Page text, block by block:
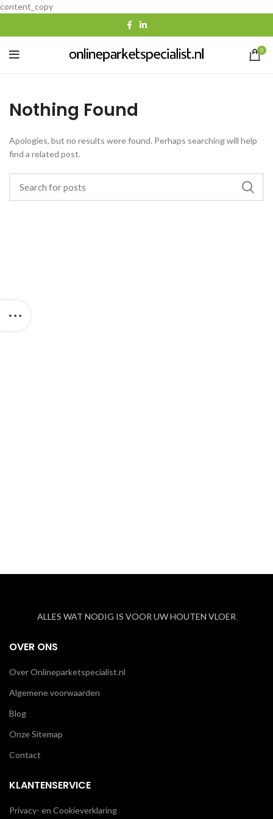
content_copy
0
Nothing Found
Apologies, but no results were found. Perhaps searching will help
find a related post.
ALLES WAT NODIG IS VOOR UW HOUTEN VLOER
OVER ONS
Over Onlineparketspecialist.nl
Algemene voorwaarden
Blog
Onze Sitemap
Contact
KLANTENSERVICE
Privacy- en Cookieverklaring